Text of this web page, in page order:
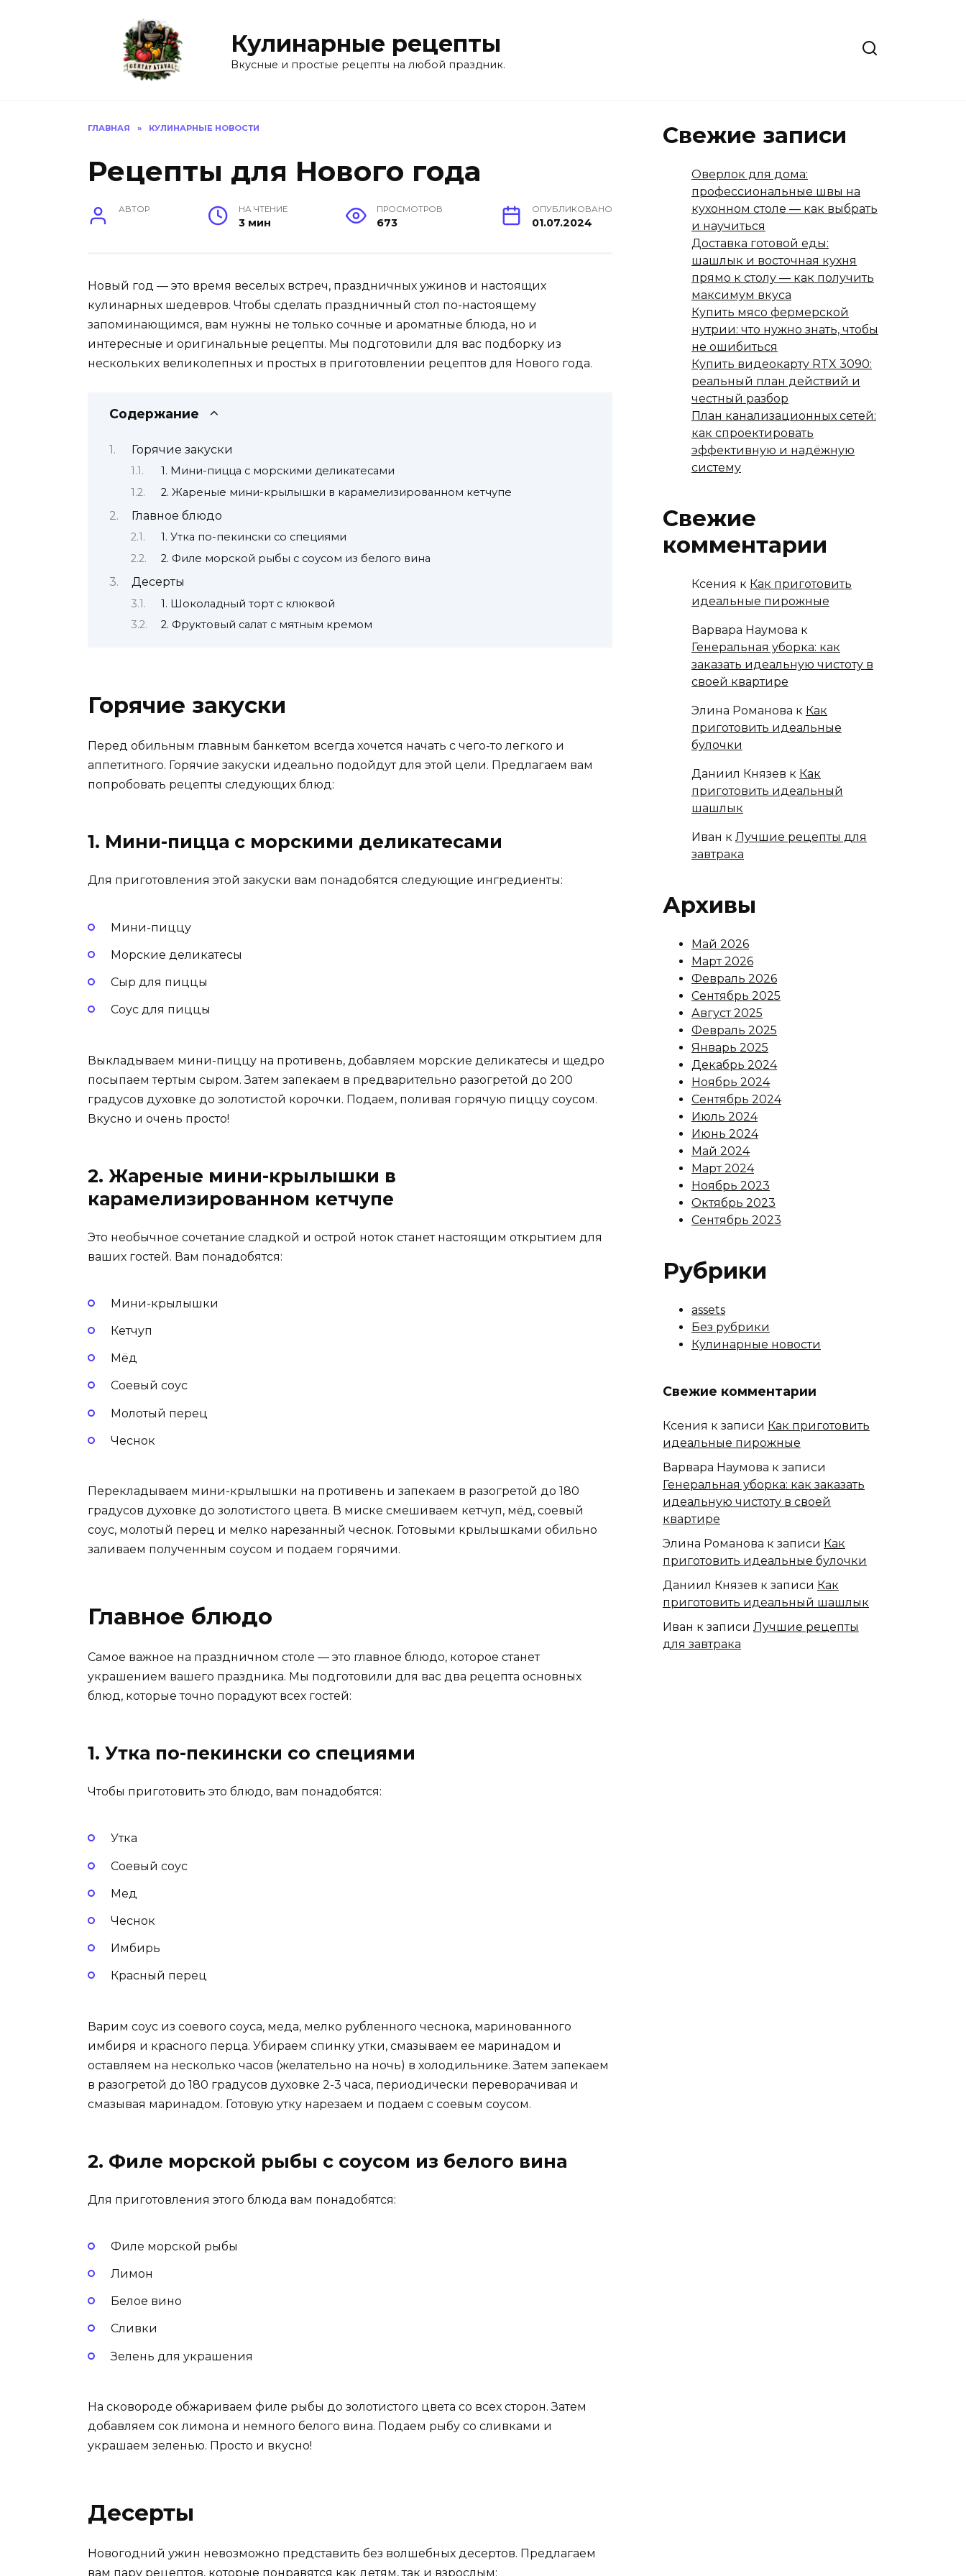
Кулинарные рецепты
Вкусные и простые рецепты на любой праздник.
ГЛАВНАЯ » КУЛИНАРНЫЕ НОВОСТИ
Рецепты для Нового года
АВТОР НА ЧТЕНИЕ
3 мин
ПРОСМОТРОВ
673
ОПУБЛИКОВАНО
01.07.2024
Новый год — это время веселых встреч, праздничных ужинов и настоящих
кулинарных шедевров. Чтобы сделать праздничный стол по-настоящему
запоминающимся, вам нужны не только сочные и ароматные блюда, но и
интересные и оригинальные рецепты. Мы подготовили для вас подборку из
нескольких великолепных и простых в приготовлении рецептов для Нового года.
Содержание
Горячие закуски
1. Мини-пицца с морскими деликатесами
2. Жареные мини-крылышки в карамелизированном кетчупе
Главное блюдо
1. Утка по-пекински со специями
2. Филе морской рыбы с соусом из белого вина
Десерты
1. Шоколадный торт с клюквой
2. Фруктовый салат с мятным кремом
Горячие закуски
Перед обильным главным банкетом всегда хочется начать с чего-то легкого и
аппетитного. Горячие закуски идеально подойдут для этой цели. Предлагаем вам
попробовать рецепты следующих блюд:
1. Мини-пицца с морскими деликатесами
Для приготовления этой закуски вам понадобятся следующие ингредиенты:
Мини-пиццу
Морские деликатесы
Сыр для пиццы
Соус для пиццы
Выкладываем мини-пиццу на противень, добавляем морские деликатесы и щедро
посыпаем тертым сыром. Затем запекаем в предварительно разогретой до 200
градусов духовке до золотистой корочки. Подаем, поливая горячую пиццу соусом.
Вкусно и очень просто!
2. Жареные мини-крылышки в
карамелизированном кетчупе
Это необычное сочетание сладкой и острой ноток станет настоящим открытием для
ваших гостей. Вам понадобятся:
Мини-крылышки
Кетчуп
Мёд
Соевый соус
Молотый перец
Чеснок
Перекладываем мини-крылышки на противень и запекаем в разогретой до 180
градусов духовке до золотистого цвета. В миске смешиваем кетчуп, мёд, соевый
соус, молотый перец и мелко нарезанный чеснок. Готовыми крылышками обильно
заливаем полученным соусом и подаем горячими.
Главное блюдо
Самое важное на праздничном столе — это главное блюдо, которое станет
украшением вашего праздника. Мы подготовили для вас два рецепта основных
блюд, которые точно порадуют всех гостей:
1. Утка по-пекински со специями
Чтобы приготовить это блюдо, вам понадобятся:
Утка
Соевый соус
Мед
Чеснок
Имбирь
Красный перец
Варим соус из соевого соуса, меда, мелко рубленного чеснока, маринованного
имбиря и красного перца. Убираем спинку утки, смазываем ее маринадом и
оставляем на несколько часов (желательно на ночь) в холодильнике. Затем запекаем
в разогретой до 180 градусов духовке 2-3 часа, периодически переворачивая и
смазывая маринадом. Готовую утку нарезаем и подаем с соевым соусом.
2. Филе морской рыбы с соусом из белого вина
Для приготовления этого блюда вам понадобятся:
Филе морской рыбы
Лимон
Белое вино
Сливки
Зелень для украшения
На сковороде обжариваем филе рыбы до золотистого цвета со всех сторон. Затем
добавляем сок лимона и немного белого вина. Подаем рыбу со сливками и
украшаем зеленью. Просто и вкусно!
Десерты
Новогодний ужин невозможно представить без волшебных десертов. Предлагаем
вам пару рецептов, которые понравятся как детям, так и взрослым:
Свежие записи
Оверлок для дома:
профессиональные швы на
кухонном столе — как выбрать
и научиться
Доставка готовой еды:
шашлык и восточная кухня
прямо к столу — как получить
максимум вкуса
Купить мясо фермерской
нутрии: что нужно знать, чтобы
не ошибиться
Купить видеокарту RTX 3090:
реальный план действий и
честный разбор
План канализационных сетей:
как спроектировать
эффективную и надёжную
систему
Свежие
комментарии
Ксения к Как приготовить
идеальные пирожные
Варвара Наумова к
Генеральная уборка: как
заказать идеальную чистоту в
своей квартире
Элина Романова к Как
приготовить идеальные
булочки
Даниил Князев к Как
приготовить идеальный
шашлык
Иван к Лучшие рецепты для
завтрака
Архивы
Май 2026
Март 2026
Февраль 2026
Сентябрь 2025
Август 2025
Февраль 2025
Январь 2025
Декабрь 2024
Ноябрь 2024
Сентябрь 2024
Июль 2024
Июнь 2024
Май 2024
Март 2024
Ноябрь 2023
Октябрь 2023
Сентябрь 2023
Рубрики
assets
Без рубрики
Кулинарные новости
Свежие комментарии
Ксения к записи Как приготовить
идеальные пирожные
Варвара Наумова к записи
Генеральная уборка: как заказать
идеальную чистоту в своей
квартире
Элина Романова к записи Как
приготовить идеальные булочки
Даниил Князев к записи Как
приготовить идеальный шашлык
Иван к записи Лучшие рецепты
для завтрака